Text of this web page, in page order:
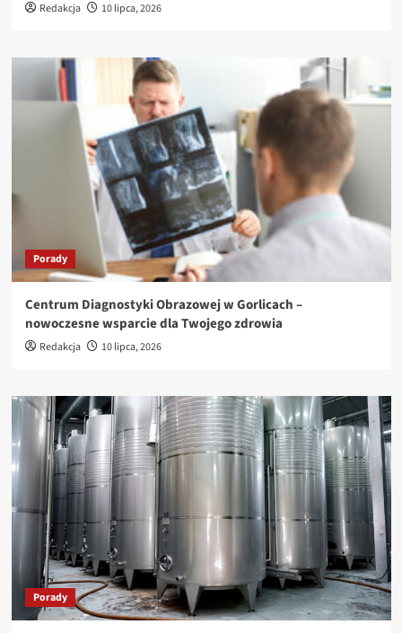
Redakcja 10 lipca, 2026
Porady
Centrum Diagnostyki Obrazowej w Gorlicach –
nowoczesne wsparcie dla Twojego zdrowia
Redakcja 10 lipca, 2026
Porady